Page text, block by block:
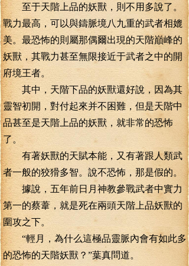
至于天階上品的妖獸，則不用多說了。
戰力最高，可以與鑄脈境八九重的武者相媲
美。最恐怖的則屬那偶爾出現的天階巔峰的
妖獸，其戰力甚至無限接近于武者之中的開
府境王者。
其中，天階下品的妖獸還好說，因為其
靈智初開，對付起來并不困難，但是天階中
品甚至是天階上品的妖獸，就非常的恐怖
了。
有著妖獸的天賦本能，又有著跟人類武
者一般的狡猾多智。說不恐怖，那是假的。
據說，五年前日月神教參戰武者中實力
第一的蔡葦，就是死在兩頭天階上品妖獸的
圍攻之下。
“輕月，為什么這極品靈脈內會有如此多
的恐怖的天階妖獸？”葉真問道。